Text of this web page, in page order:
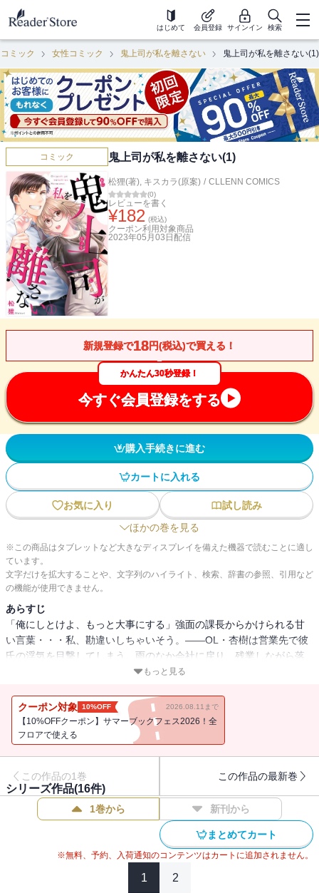
はじめて 会員登録 サインイン 検索
コミック 女性コミック 鬼上司が私を離さない 鬼上司が私を離さない(1)
コミック 鬼上司が私を離さない(1)
松狸(著), キスカラ(原案) / CLLENN COMICS
(0)
レビューを書く
¥182 (税込)
クーポン利用対象商品
2023年05月03日 配信
新規登録で18円(税込)で買える！
かんたん30秒登録！
今すぐ会員登録をする
購入手続きに進む
カートに入れる
お気に入り
試し読み
ほかの巻を見る
※この商品はタブレットなど大きなディスプレイを備えた機器で読むことに適し
ています。
文字だけを拡大することや、文字列のハイライト、検索、辞書の参照、引用など
の機能が使用できません。
あらすじ
「俺にしとけよ、もっと大事にする」強面の課長からかけられる甘
い言葉・・・私、勘違いしちゃいそう。――OL・杏樹は営業先で彼
氏の浮気を目撃してしまう。雨のなか会社に戻り、残業しながら落
ち込んでいると優しくジャケットをかぶせてくれる男性が・・・鬼
ときに頼れる課長。復縁を迫る彼氏から杏樹を守るために家にまで
匿ってくれて・・・職場では見たことがない課長の優しい一面に杏
樹は徐々に惹かれていく。一方、復縁を諦めきれない彼氏が再び接
もっと見る
クーポン対象 10%OFF 2026.08.11まで
【10%OFFクーポン】サマーブックフェス2026！全
フロアで使える
この作品の1巻 この作品の最新巻
シリーズ作品(16件)
1巻から 新刊から
まとめてカート
※無料、予約、入荷通知のコンテンツはカートに追加されません。
1 2